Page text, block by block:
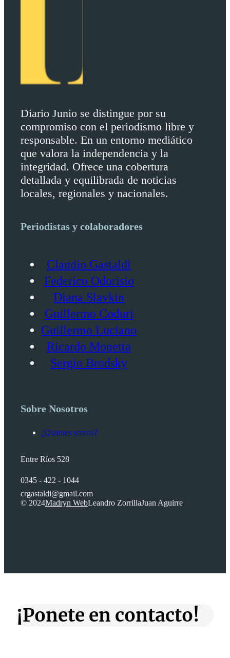
Diario Junio se distingue por su
compromiso con el periodismo libre y
responsable. En un entorno mediático
que valora la independencia y la
integridad. Ofrece una cobertura
detallada y equilibrada de noticias
locales, regionales y nacionales.
Periodistas y colaboradores
Claudio Gastaldi
Federico Odorisio
Diana Slavkin
Guillermo Coduri
Guillermo Luciano
Ricardo Monetta
Sergio Brodsky
Sobre Nosotros
¿Quienes somos?
Entre Ríos 528
0345 - 422 - 1044
crgastaldi@gmail.com
© 2024Madryn WebLeandro ZorrillaJuan Aguirre
¡Ponete en contacto!